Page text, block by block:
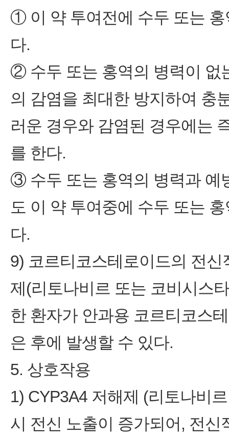
① 이 약 투여전에 수두 또는
다.
② 수두 또는 홍역의 병력이 없
의 감염을 최대한 방지하여 충
러운 경우와 감염된 경우에는
를 한다.
③ 수두 또는 홍역의 병력과 예
도 이 약 투여중에 수두 또는
다.
9) 코르티코스테로이드의 전
제(리토나비르 또는 코비시스
한 환자가 안과용 코르티코스
은 후에 발생할 수 있다.
5. 상호작용
1) CYP3A4 저해제 (리토나비
시 전신 노출이 증가되어, 전